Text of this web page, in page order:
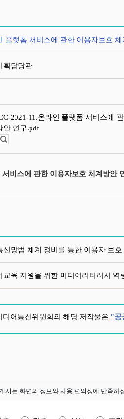
플랫폼 서비스에 관한 이용자보호 체
획담당관
2021-11.온라인 플랫폼 서비스에
안 연구.pdf
서비스에 관한 이용자보호 체계방안
신망법 체계 정비를 통한 이용자 보
교육 지원을 위한 미디어리터러시 역
어통신위원회의 해당 저작물은 "공
시는 화면의 정보와 사용 편의성에 만족하